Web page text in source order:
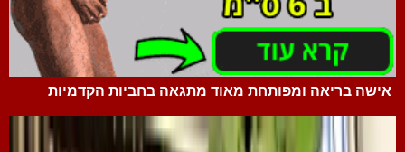
אישה בריאה ומפותחת מאוד מתגאה בחביות הקדמיות